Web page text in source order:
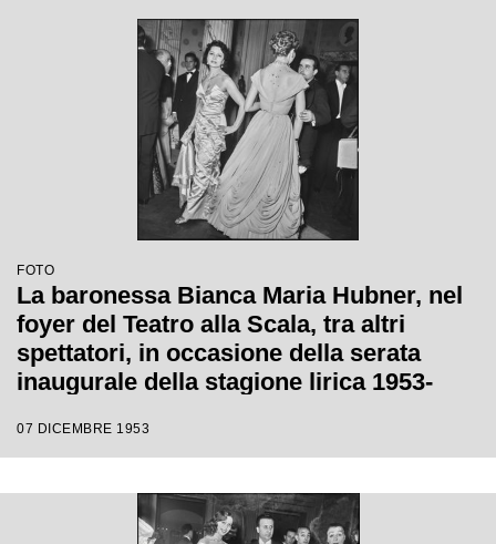
FOTO
La baronessa Bianca Maria Hubner, nel
foyer del Teatro alla Scala, tra altri
spettatori, in occasione della serata
inaugurale della stagione lirica 1953-
Catalani, diretta da Carlo Maria Giulini,
07 DICEMBRE 1953